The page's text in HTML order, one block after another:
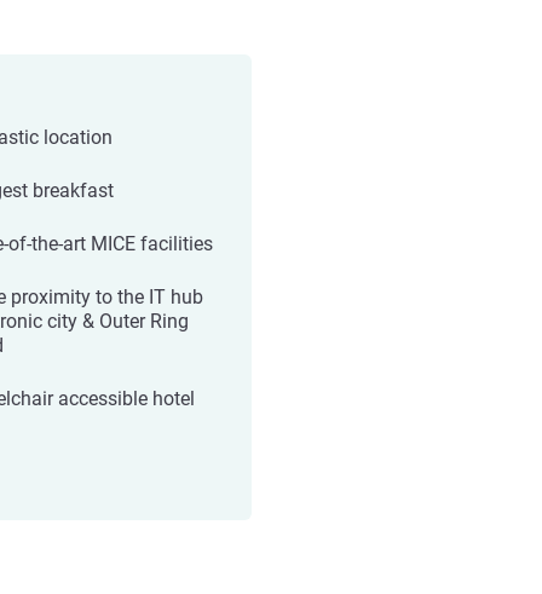
location
breakfast
of-the-art MICE facilities
proximity to the IT hub
city & Outer Ring
accessible hotel